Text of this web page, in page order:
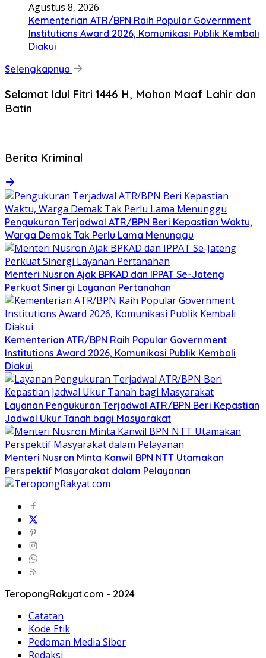
Agustus 8, 2026
Kementerian ATR/BPN Raih Popular Government
Institutions Award 2026, Komunikasi Publik Kembali
Diakui
Selengkapnya
Selamat Idul Fitri 1446 H, Mohon Maaf Lahir dan
Batin
Berita Kriminal
Pengukuran Terjadwal ATR/BPN Beri Kepastian Waktu,
Warga Demak Tak Perlu Lama Menunggu
Menteri Nusron Ajak BPKAD dan IPPAT Se-Jateng
Perkuat Sinergi Layanan Pertanahan
Kementerian ATR/BPN Raih Popular Government
Institutions Award 2026, Komunikasi Publik Kembali
Diakui
Layanan Pengukuran Terjadwal ATR/BPN Beri Kepastian
Jadwal Ukur Tanah bagi Masyarakat
Menteri Nusron Minta Kanwil BPN NTT Utamakan
Perspektif Masyarakat dalam Pelayanan
TeropongRakyat.com - 2024
Catatan
Kode Etik
Pedoman Media Siber
Redaksi